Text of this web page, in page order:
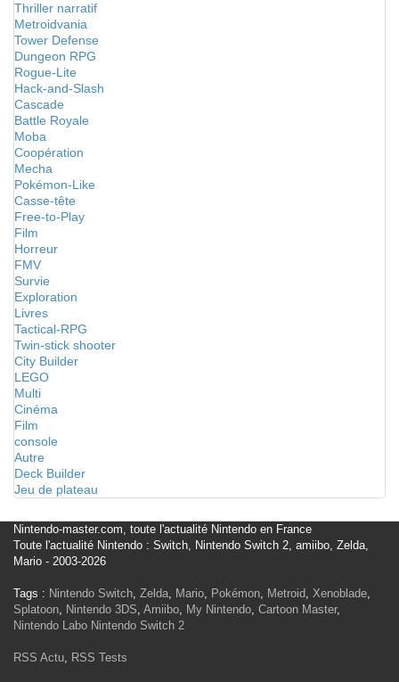
Thriller narratif
Metroidvania
Tower Defense
Dungeon RPG
Rogue-Lite
Hack-and-Slash
Cascade
Battle Royale
Moba
Coopération
Mecha
Pokémon-Like
Casse-tête
Free-to-Play
Film
Horreur
FMV
Survie
Exploration
Livres
Tactical-RPG
Twin-stick shooter
City Builder
LEGO
Multi
Cinéma
Film
console
Autre
Deck Builder
Jeu de plateau
Nintendo-master.com, toute l'actualité Nintendo en France
Toute l'actualité Nintendo : Switch, Nintendo Switch 2, amiibo, Zelda,
Mario - 2003-2026
Tags : Nintendo Switch, Zelda, Mario, Pokémon, Metroid, Xenoblade,
Splatoon, Nintendo 3DS, Amiibo, My Nintendo, Cartoon Master,
Nintendo Labo Nintendo Switch 2
RSS Actu, RSS Tests